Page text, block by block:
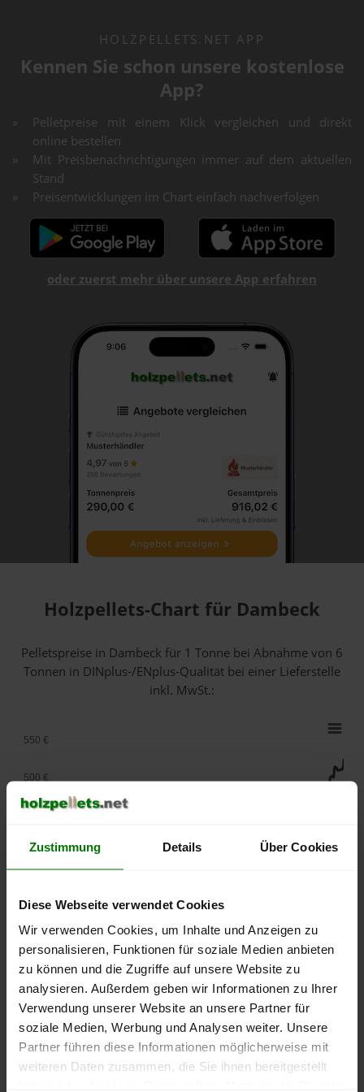
Zustimmung Details Über Cookies
Diese Webseite verwendet Cookies
Wir verwenden Cookies, um Inhalte und Anzeigen zu
personalisieren, Funktionen für soziale Medien anbieten
zu können und die Zugriffe auf unsere Website zu
analysieren. Außerdem geben wir Informationen zu Ihrer
Verwendung unserer Website an unsere Partner für
soziale Medien, Werbung und Analysen weiter. Unsere
Partner führen diese Informationen möglicherweise mit
weiteren Daten zusammen, die Sie ihnen bereitgestellt
HOLZPELLETS.NET APP
Kennen Sie schon unsere kostenlose
App?
Pelletpreise mit einem Klick vergleichen und direkt
online bestellen
Mit Preisbenachrichtigungen immer auf dem aktuellen
Stand
Preisentwicklungen im Chart einfach nachverfolgen
oder zuerst mehr über unsere App erfahren
Holzpellets-Chart für Dambeck
Pelletspreise in Dambeck für 1 Tonne bei Abnahmevon 6
Tonnen in DINplus-/ENplus-Qualität bei einer Lieferstelle
inkl. MwSt.:
lose Ware Sackware
September
2025
Januar
2026
Mai
2026
250 €
300 €
400 €
500 €
550 €
Die aktuelle Preisentwicklung für Holzpellets in Deutschland
können Sie jederzeit auf unsererPelletspreise-Seite